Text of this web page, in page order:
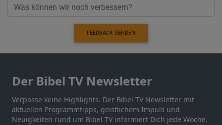
FEEDBACK SENDEN
Der Bibel TV Newsletter
Verpasse keine Highlights. Der Bibel TV Newsletter mit
aktuellen Programmtipps, geistlichem Impuls und
Neuigkeiten rund um Bibel TV informiert Dich jede Woche.